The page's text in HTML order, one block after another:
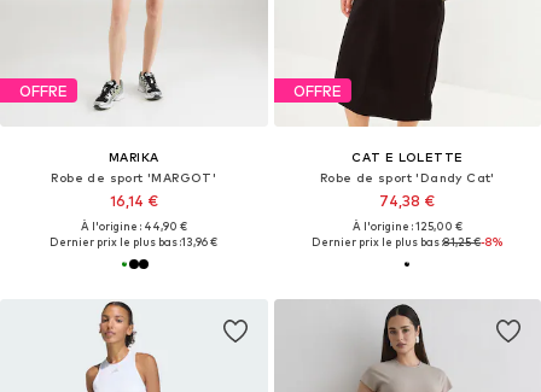
OFFRE
MARIKA
Robe de sport 'MARGOT'
16,14 €
À l'origine : 44,90 €
Dernier prix le plus bas :13,96 €
OFFRE
CAT E LOLETTE
Robe de sport 'Dandy Cat'
74,38 €
À l'origine : 125,00 €
Dernier prix le plus bas :81,25 €-8%